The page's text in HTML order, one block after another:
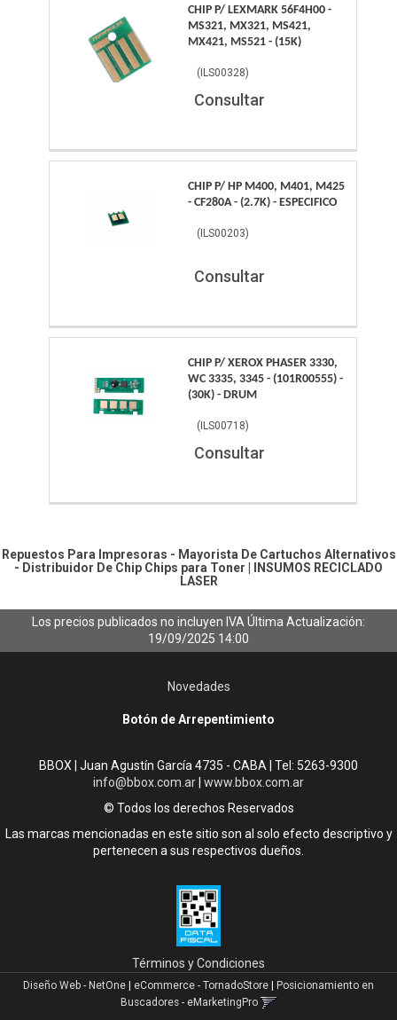
CHIP P/ LEXMARK 56F4H00 -
MS321, MX321, MS421,
MX421, MS521 - (15K)
( ILS00328)
Consultar
CHIP P/ HP M400, M401, M425
- CF280A - (2.7K) - ESPECIFICO
( ILS00203)
Consultar
CHIP P/ XEROX PHASER 3330,
WC 3335, 3345 - (101R00555) -
(30K) - DRUM
( ILS00718)
Consultar
Repuestos Para Impresoras - Mayorista De Cartuchos Alternativos
- Distribuidor De Chip Chips para Toner
INSUMOS RECICLADO
LASER
Los precios publicados no incluyen IVAÚltima Actualización:
19/09/2025 14:00
Novedades
Botón de Arrepentimiento
BBOX | Juan Agustín García 4735 - CABA | Tel: 5263-9300
info@bbox.com.ar www.bbox.com.ar
© Todos los derechos Reservados
Las marcas mencionadas en este sitio son al solo efecto descriptivo y
pertenecen a sus respectivos dueños.
Términos y Condiciones
Diseño Web - NetOne | eCommerce - TornadoStore | Posicionamiento en
Buscadores - eMarketingPro